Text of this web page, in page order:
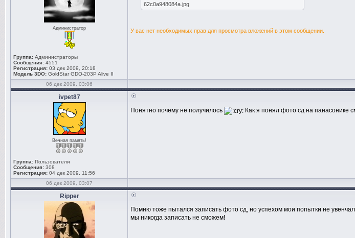
Администратор
Группа: Администраторы
Сообщения: 4551
Регистрация: 03 дек 2009, 20:18
Модель 3DO: GoldStar GDO-203P Alive II
62c0a948084a.jpg
У вас нет необходимых прав для просмотра вложений в этом сообщении.
06 дек 2009, 03:06
ivpet87
Вечная память!
Группа: Пользователи
Сообщения: 308
Регистрация: 04 дек 2009, 11:56
Понятно почему не получилось Как я понял фото сд на панасонике
06 дек 2009, 03:07
Ripper
Помню тоже пытался записать фото сд, но успехом мои попытки не
мы никогда записать не сможем!